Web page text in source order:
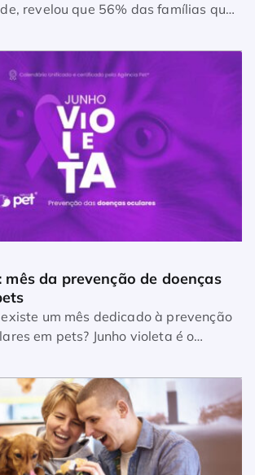
revelou que 56% das famílias que
São Paulo e têm renda superior a
mês da prevenção de doenças
um mês dedicado à prevenção
em pets? Junho violeta é o
e prevenção do
rara que se caracteriza […]